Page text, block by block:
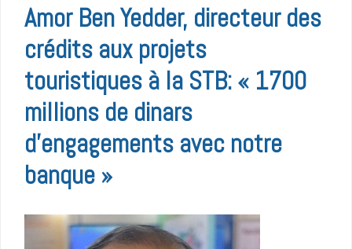
Amor Ben Yedder, directeur des
crédits aux projets
touristiques à la STB: « 1700
millions de dinars
d’engagements avec notre
banque »